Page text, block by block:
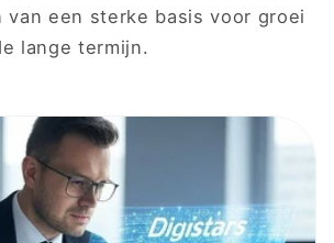
een sterke basis voor groei
lange termijn.